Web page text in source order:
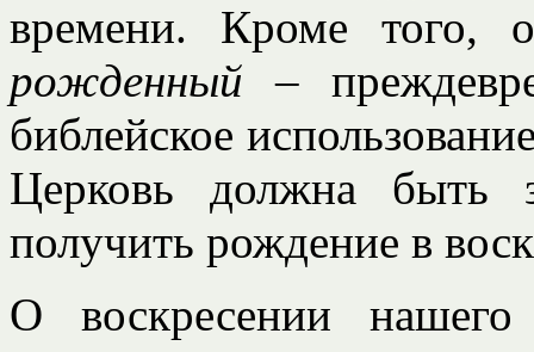
времени. Кроме
рожденный –
библейское
Церковь должна быть
получить рождение в
О воскресении